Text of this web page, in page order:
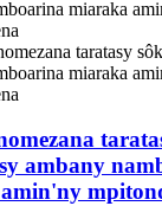
ambany